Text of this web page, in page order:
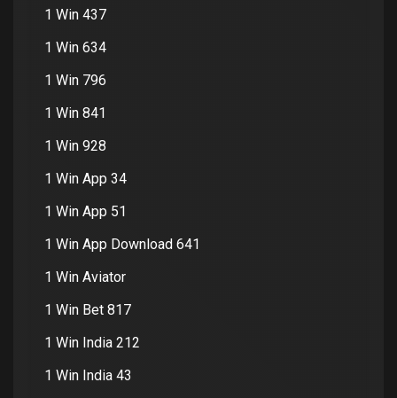
1 Win 437
1 Win 634
1 Win 796
1 Win 841
1 Win 928
1 Win App 34
1 Win App 51
1 Win App Download 641
1 Win Aviator
1 Win Bet 817
1 Win India 212
1 Win India 43